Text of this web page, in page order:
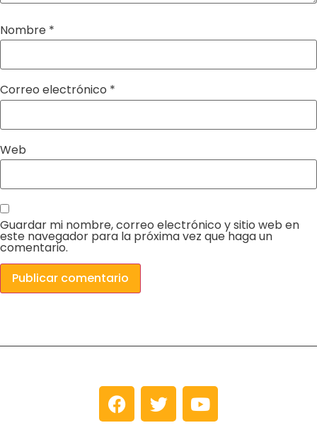
Nombre *
Correo electrónico *
Web
Guardar mi nombre, correo electrónico y sitio web en
este navegador para la próxima vez que haga un
comentario.